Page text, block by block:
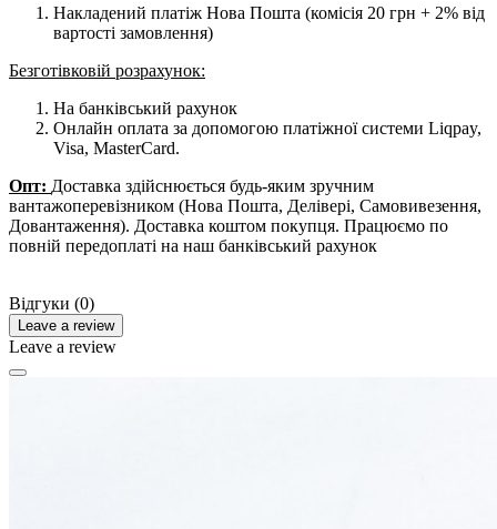
Накладений платіж Нова Пошта (комісія 20 грн + 2% від
вартості замовлення)
Безготівковій розрахунок:
На банківський рахунок
Онлайн оплата за допомогою платіжної системи Liqpay,
Visa, MasterCard.
Опт: Доставка здійснюється будь-яким зручним
вантажоперевізником (Нова Пошта, Делівері, Самовивезення,
Довантаження). Доставка коштом покупця. Працюємо по
повній передоплаті на наш банківський рахунок
Відгуки (0)
Leave a review
Leave a review